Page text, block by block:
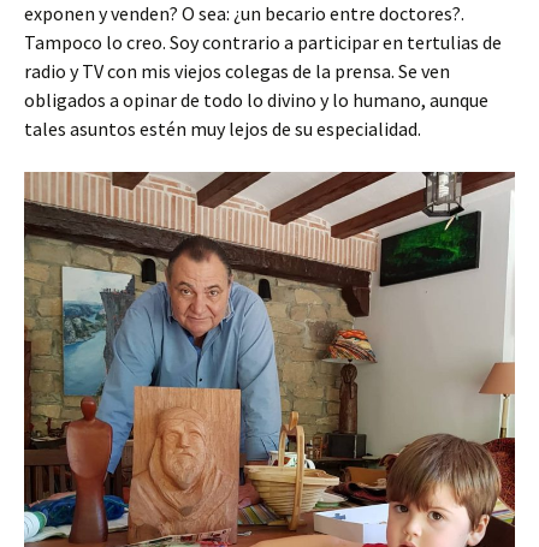
exponen y venden? O sea: ¿un becario entre doctores?.
Tampoco lo creo. Soy contrario a participar en tertulias de
radio y TV con mis viejos colegas de la prensa. Se ven
obligados a opinar de todo lo divino y lo humano, aunque
tales asuntos estén muy lejos de su especialidad.